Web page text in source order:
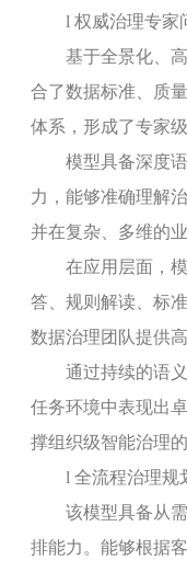
l 权威治理专家
基于全景化、
合了数据标准、质
体系，形成了专家
模型具备深度
力，能够准确理解
并在复杂、多维的
在应用层面，
答、规则解读、标
数据治理团队提供
通过持续的语
任务环境中表现出
撑组织级智能治理的
l 全流程治理规
该模型具备从
排能力。能够根据